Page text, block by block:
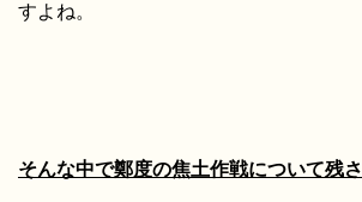
すよね。
そんな中で鄭度の焦土作戦について残